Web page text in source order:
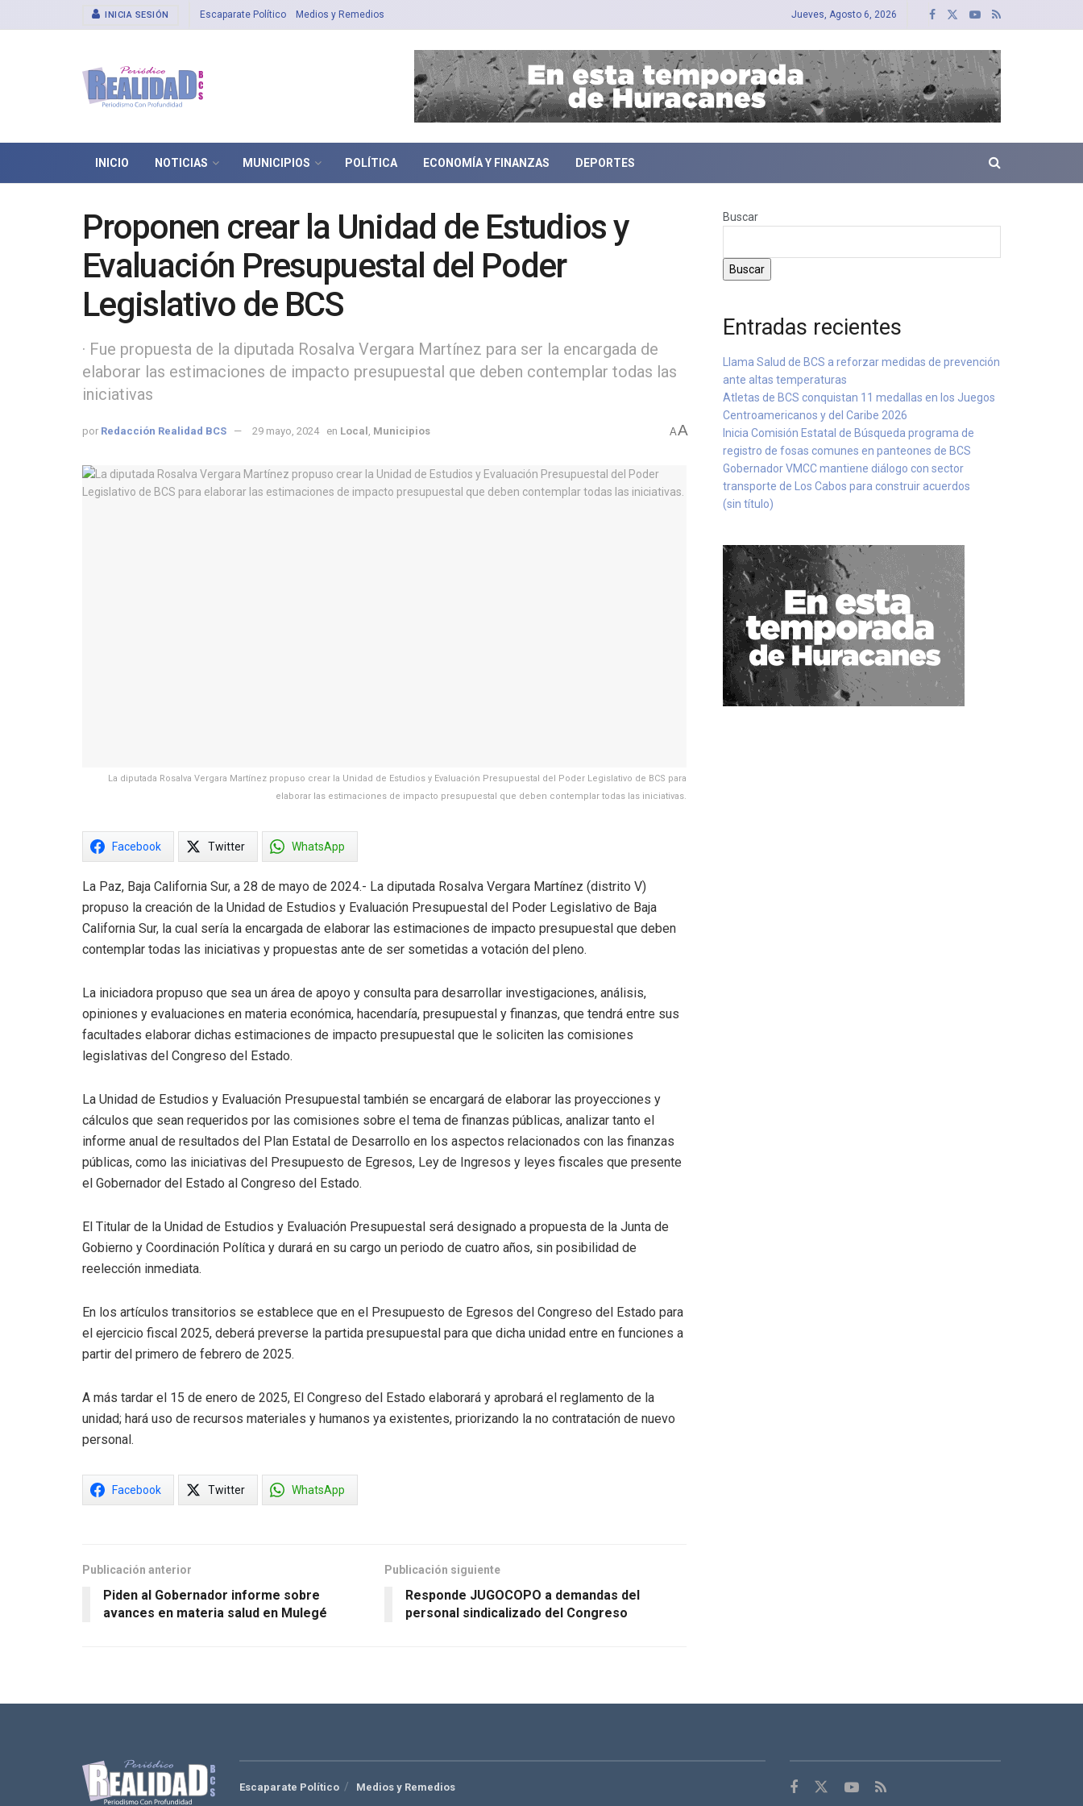
INICIA SESIÓN Escaparate Político Medios y Remedios Jueves, Agosto 6, 2026
INICIO NOTICIAS MUNICIPIOS POLÍTICA ECONOMÍA Y FINANZAS DEPORTES
Proponen crear la Unidad de Estudios y
Evaluación Presupuestal del Poder
Legislativo de BCS
· Fue propuesta de la diputada Rosalva Vergara Martínez para ser la encargada de
elaborar las estimaciones de impacto presupuestal que deben contemplar todas las
iniciativas
por Redacción Realidad BCS 29 mayo, 2024 en Local Municipios AA
La diputada Rosalva Vergara Martínez propuso crear la Unidad de Estudios y Evaluación Presupuestal del Poder Legislativo de BCS para
elaborar las estimaciones de impacto presupuestal que deben contemplar todas las iniciativas.
Facebook Twitter WhatsApp
La Paz, Baja California Sur, a 28 de mayo de 2024.- La diputada Rosalva Vergara Martínez (distrito V)
propuso la creación de la Unidad de Estudios y Evaluación Presupuestal del Poder Legislativo de Baja
California Sur, la cual sería la encargada de elaborar las estimaciones de impacto presupuestal que deben
contemplar todas las iniciativas y propuestas ante de ser sometidas a votación del pleno.
La iniciadora propuso que sea un área de apoyo y consulta para desarrollar investigaciones, análisis,
opiniones y evaluaciones en materia económica, hacendaría, presupuestal y finanzas, que tendrá entre sus
facultades elaborar dichas estimaciones de impacto presupuestal que le soliciten las comisiones
legislativas del Congreso del Estado.
La Unidad de Estudios y Evaluación Presupuestal también se encargará de elaborar las proyecciones y
cálculos que sean requeridos por las comisiones sobre el tema de finanzas públicas, analizar tanto el
informe anual de resultados del Plan Estatal de Desarrollo en los aspectos relacionados con las finanzas
públicas, como las iniciativas del Presupuesto de Egresos, Ley de Ingresos y leyes fiscales que presente
el Gobernador del Estado al Congreso del Estado.
El Titular de la Unidad de Estudios y Evaluación Presupuestal será designado a propuesta de la Junta de
Gobierno y Coordinación Política y durará en su cargo un periodo de cuatro años, sin posibilidad de
reelección inmediata.
En los artículos transitorios se establece que en el Presupuesto de Egresos del Congreso del Estado para
el ejercicio fiscal 2025, deberá preverse la partida presupuestal para que dicha unidad entre en funciones a
partir del primero de febrero de 2025.
A más tardar el 15 de enero de 2025, El Congreso del Estado elaborará y aprobará el reglamento de la
unidad; hará uso de recursos materiales y humanos ya existentes, priorizando la no contratación de nuevo
personal.
Facebook Twitter WhatsApp
Publicación anterior
Piden al Gobernador informe sobre
avances en materia salud en Mulegé
Publicación siguiente
Responde JUGOCOPO a demandas del
personal sindicalizado del Congreso
Buscar
Buscar
Entradas recientes
Llama Salud de BCS a reforzar medidas de prevención
ante altas temperaturas
Atletas de BCS conquistan 11 medallas en los Juegos
Centroamericanos y del Caribe 2026
Inicia Comisión Estatal de Búsqueda programa de
registro de fosas comunes en panteones de BCS
Gobernador VMCC mantiene diálogo con sector
transporte de Los Cabos para construir acuerdos
(sin título)
Escaparate Político Medios y Remedios